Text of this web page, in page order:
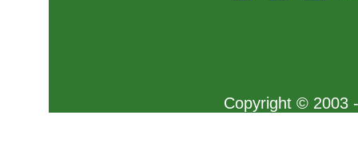
Copyright © 2003